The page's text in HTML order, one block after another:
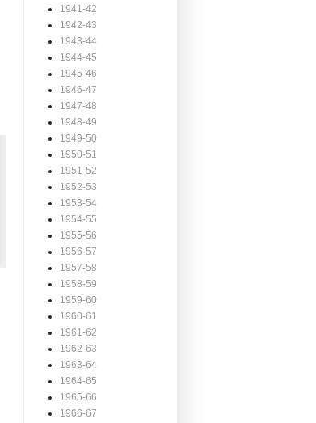
1941-42
1942-43
1943-44
1944-45
1945-46
1946-47
1947-48
1948-49
1949-50
1950-51
1951-52
1952-53
1953-54
1954-55
1955-56
1956-57
1957-58
1958-59
1959-60
1960-61
1961-62
1962-63
1963-64
1964-65
1965-66
1966-67